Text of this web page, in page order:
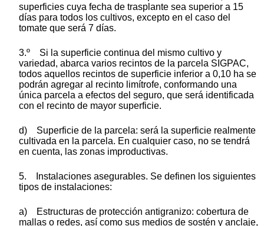
superficies cuya fecha de trasplante sea superior a 15
días para todos los cultivos, excepto en el caso del
tomate que será 7 días.
3.º Si la superficie continua del mismo cultivo y
variedad, abarca varios recintos de la parcela SIGPAC,
todos aquellos recintos de superficie inferior a 0,10 ha se
podrán agregar al recinto limítrofe, conformando una
única parcela a efectos del seguro, que será identificada
con el recinto de mayor superficie.
d) Superficie de la parcela: será la superficie realmente
cultivada en la parcela. En cualquier caso, no se tendrá
en cuenta, las zonas improductivas.
5. Instalaciones asegurables. Se definen los siguientes
tipos de instalaciones:
a) Estructuras de protección antigranizo: cobertura de
mallas o redes, así como sus medios de sostén y anclaje,